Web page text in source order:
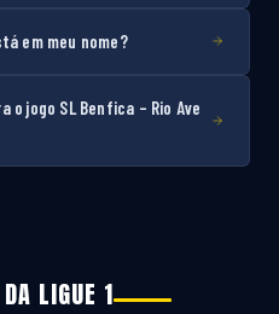
em meu nome?
jogo SL Benfica – Rio Ave
LIGUE 1